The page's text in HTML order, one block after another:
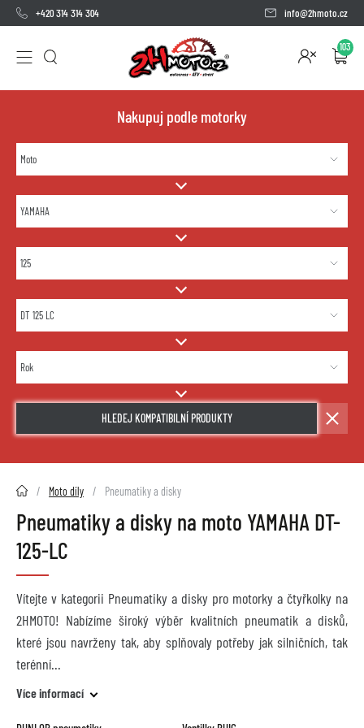
+420 314 314 304 info@2hmoto.cz
103
Nakupuj podle motorky
HLEDEJ KOMPATIBILNÍ PRODUKTY
2HMOTO.cz Moto díly Pneumatiky a disky
Pneumatiky a disky na moto YAMAHA DT-
125-LC
Vítejte v kategorii Pneumatiky a disky pro motorky a čtyřkolky na
2HMOTO! Nabízíme široký výběr kvalitních pneumatik a disků,
které jsou navrženy tak, aby splňovaly potřeby jak silničních, tak
terénní
Více informací